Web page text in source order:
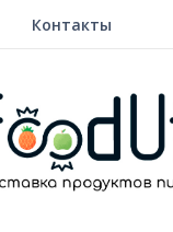
Контакты